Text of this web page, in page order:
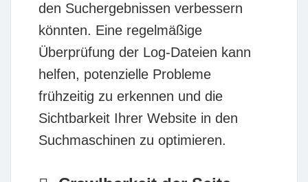
den Suchergebnissen verbessern
könnten. Eine regelmäßige
Überprüfung der Log-Dateien kann
helfen, potenzielle Probleme
frühzeitig zu erkennen und die
Sichtbarkeit Ihrer Website in den
Suchmaschinen zu optimieren.